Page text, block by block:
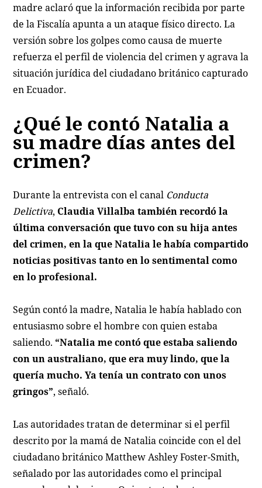
madre aclaró que la información recibida por parte
de la Fiscalía apunta a un ataque físico directo. La
versión sobre los golpes como causa de muerte
refuerza el perfil de violencia del crimen y agrava la
situación jurídica del ciudadano británico capturado
en Ecuador.
¿Qué le contó Natalia a
su madre días antes del
crimen?
Durante la entrevista con el canal Conducta
Delictiva, Claudia Villalba también recordó la
última conversación que tuvo con su hija antes
del crimen, en la que Natalia le había compartido
noticias positivas tanto en lo sentimental como
en lo profesional.
Según contó la madre, Natalia le había hablado con
entusiasmo sobre el hombre con quien estaba
saliendo. “Natalia me contó que estaba saliendo
con un australiano, que era muy lindo, que la
quería mucho. Ya tenía un contrato con unos
gringos”, señaló.
Las autoridades tratan de determinar si el perfil
descrito por la mamá de Natalia coincide con el del
ciudadano británico Matthew Ashley Foster-Smith,
señalado por las autoridades como el principal